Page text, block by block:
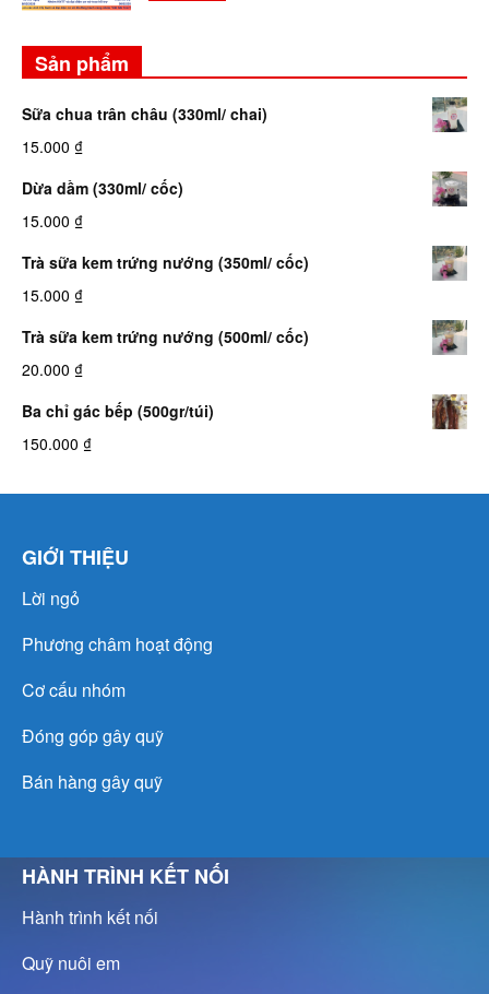
Sản phẩm
Sữa chua trân châu (330ml/ chai)
15.000 ₫
Dừa dầm (330ml/ cốc)
15.000 ₫
Trà sữa kem trứng nướng (350ml/ cốc)
15.000 ₫
Trà sữa kem trứng nướng (500ml/ cốc)
20.000 ₫
Ba chỉ gác bếp (500gr/túi)
150.000 ₫
GIỚI THIỆU
Lời ngỏ
Phương châm hoạt động
Cơ cấu nhóm
Đóng góp gây quỹ
Bán hàng gây quỹ
HÀNH TRÌNH KẾT NỐI
Hành trình kết nối
Quỹ nuôi em